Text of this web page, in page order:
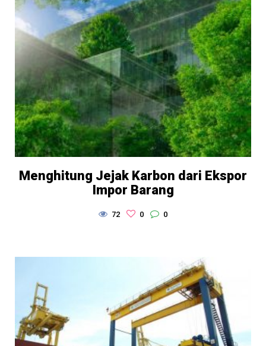
Menghitung Jejak Karbon dari Ekspor
Impor Barang
72 0 0